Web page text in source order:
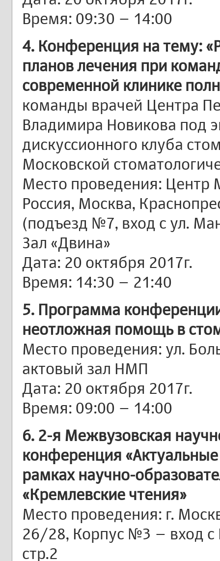
Время: 09:30 – 14:00
4. Конференция на тему:
планов лечения при
современной клинике
команды врачей Центра
Владимира Новикова под
дискуссионного клуба
Московской
Место проведения: Центр
Россия, Москва,
(подъезд №7, вход с ул.
Зал «Двина»
Дата: 20 октября 2017г.
Время: 14:30 – 21:40
5. Программа
неотложная помощь в
Место проведения: ул.
актовый зал НМП
Дата: 20 октября 2017г.
Время: 09:00 – 14:00
6. 2-я Межвузовская
конференция
рамках научно-
«Кремлевские чтения»
Место проведения: г.
26/28, Корпус №3 – вход с
стр.2